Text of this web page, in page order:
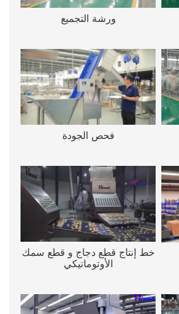
ورشة التجميع
فحص الجودة
خط إنتاج قطع دجاج و قطع سمك
الأوتوماتيكي